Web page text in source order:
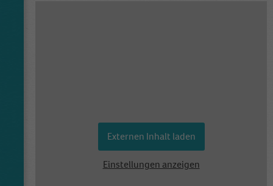
Externen Inhalt laden
Einstellungen anzeigen